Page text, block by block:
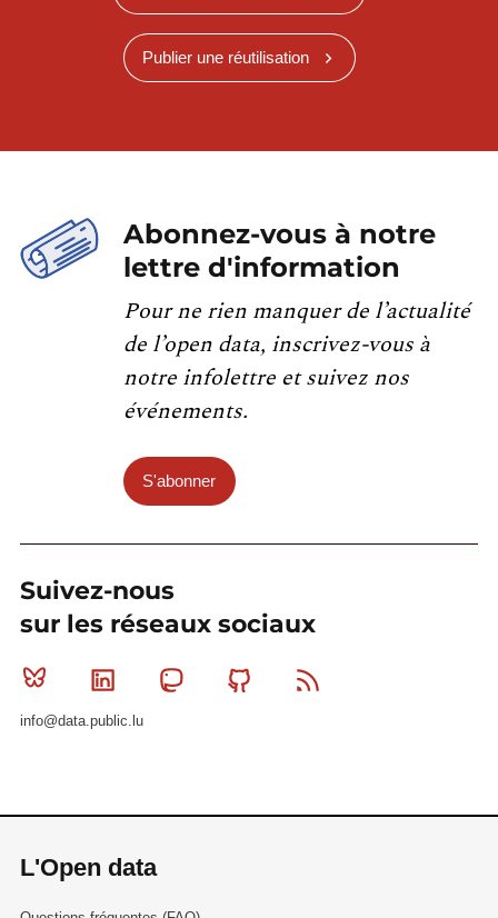
Publier une réutilisation
Abonnez-vous à notre
lettre d'information
Pour ne rien manquer de l’actualité
de l’open data, inscrivez-vous à
notre infolettre et suivez nos
événements.
S'abonner
Suivez-nous
sur les réseaux sociaux
Bluesky Linkedin MastodonGithub
info@data.public.lu
L'Open data